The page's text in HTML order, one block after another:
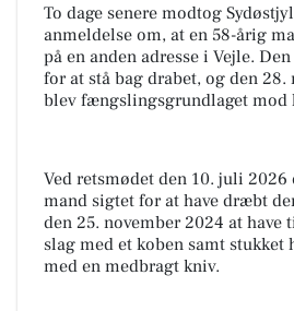
To dage senere modtog
anmeldelse om, at en 58-årig
på en anden adresse i Vejle.
for at stå bag drabet, og den 28.
blev fængslingsgrundlaget mod
Ved retsmødet den 10. juli 2026
mand sigtet for at have dræbt
den 25. november 2024 at have
slag med et koben samt stukket
med en medbragt kniv.